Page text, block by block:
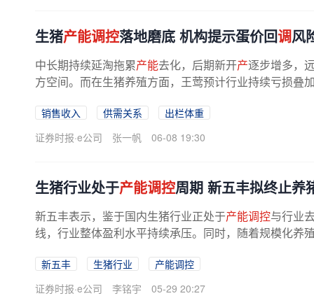
生猪产能调控落地磨底 机构提示蛋价回调风
中长期持续延淘拖累产能去化，后期新开产逐步增多，
方空间。而在生猪养殖方面，王莺预计行业持续亏损叠
销售收入 供需关系
出栏体重
证券时报·e公司
张一帆 06-08 19:30
生猪行业处于产能调控周期 新五丰拟终止养
新五丰表示，鉴于国内生猪行业正处于产能调控与行业
线，行业整体盈利水平持续承压。同时，随着规模化养
新五丰 生猪行业
产能调控
证券时报·e公司
李铭宇 05-29 20:27